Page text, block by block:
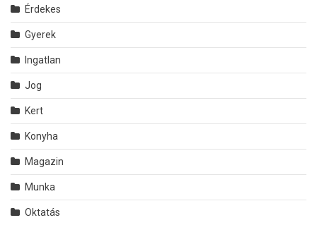
Érdekes
Gyerek
Ingatlan
Jog
Kert
Konyha
Magazin
Munka
Oktatás